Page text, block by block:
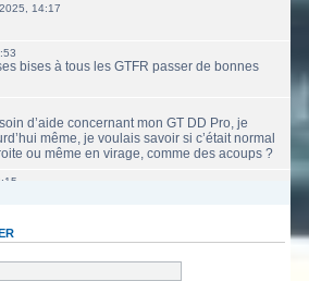
14:17
bises à tous les GTFR passer de bonnes
d’aide concernant mon GT DD Pro, je
même, je voulais savoir si c’était normal
ou même en virage, comme des acoups ?
actif
16:12
réponse je vais faire ça